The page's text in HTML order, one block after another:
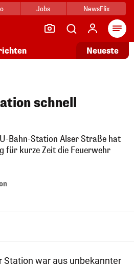
Jobs NewsFlix
Neueste
schnell
Bahn-Station Alser Straße hat
für kurze Zeit die Feuerwehr
Station war aus unbekannter